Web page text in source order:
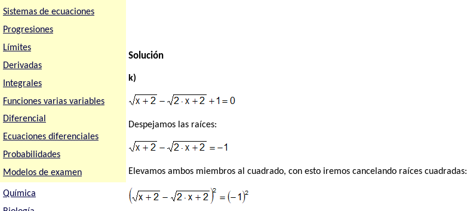
Sistemas de ecuaciones
Progresiones
Límites
Derivadas
Integrales
Funciones varias variables
Diferencial
Ecuaciones diferenciales
Probabilidades
Modelos de examen
Química
Solución
k)
Despejamos las raíces:
Elevamos ambos miembros al cuadrado, con esto iremos cancelando raíces cuadradas: